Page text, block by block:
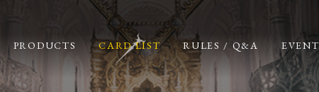
PRODUCTS CARD LIST RULES / Q&A EVENT